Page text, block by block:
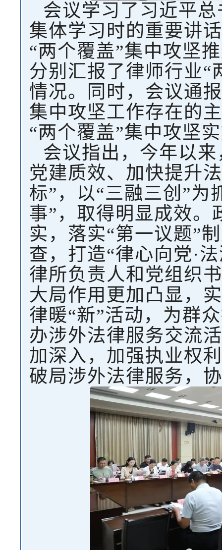
会议学习了习近平
集体学习时的重要讲
“两个覆盖”集中攻坚
分别汇报了律师行业“
情况。同时，会议通
集中攻坚工作存在的
“两个覆盖”集中攻坚
会议指出，今年以
党建质效、加快提升
标”，以“三融三创”为
事”，取得明显成效。
实，落实“第一议题”
查，打造“律心向党·
律所负责人和党组织
大局作用更加凸显，
律暖“新”活动，为群
办涉外法律服务交流
加深入，加强执业权
破局涉外法律服务，